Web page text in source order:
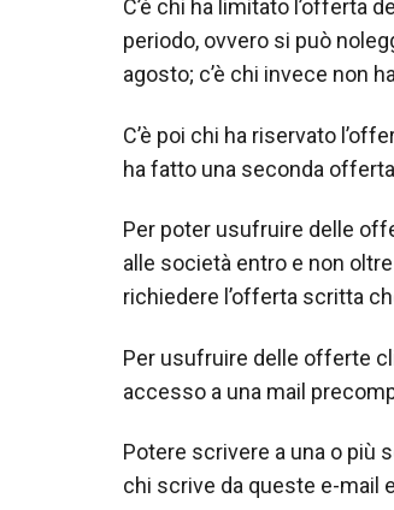
C’è chi ha limitato l’offerta
periodo, ovvero si può
agosto; c’è chi invece non
C’è poi chi ha riservato
ha fatto una seconda
Per poter usufruire delle
alle società entro e non
richiedere l’offerta scritta
Per usufruire delle offerte
accesso a una mail
Potere scrivere a una o più
chi scrive da queste e-mail